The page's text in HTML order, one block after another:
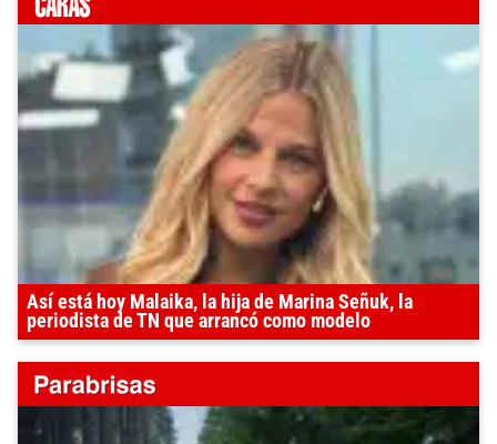
Así está hoy Malaika, la hija de Marina Señuk, la
periodista de TN que arrancó como modelo